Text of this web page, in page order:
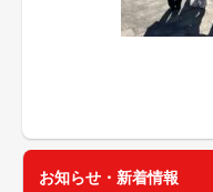
お知らせ・新着情報